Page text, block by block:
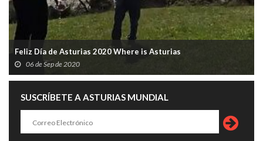
Feliz Día de Asturias 2020 Where is Asturias
06 de Sep de 2020
SUSCRÍBETE A ASTURIAS MUNDIAL